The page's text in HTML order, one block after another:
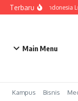
Lewati ke konten
TerbaruSHARP Indonesia
Main Menu
Kampus Bisnis